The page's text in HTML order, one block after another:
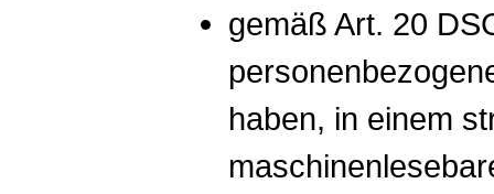
gemäß Art. 20
haben, in einem